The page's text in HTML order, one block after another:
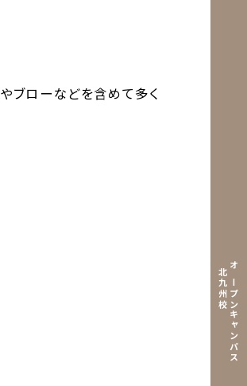
オープンキャンパス
北九州校
ブローなどを含めて多く